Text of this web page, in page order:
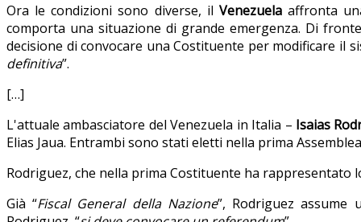
Ora le condizioni sono diverse, il Venezuelaaffronta
comporta una situazione di grande emergenza. Di
decisione di convocare una Costituente per modificare il
definitiva”.
[…]
L'attuale ambasciatore del Venezuela in Italia – Isaias
Elias Jaua. Entrambi sono stati eletti nella prima
Rodriguez, che nella prima Costituente ha rappresentato
Già “Fiscal General della Nazione”, Rodriguez assume